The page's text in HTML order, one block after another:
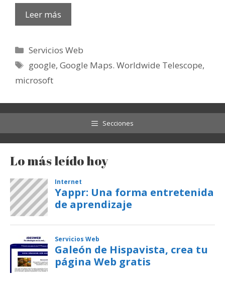
Leer más
Categorías
Servicios Web
Etiquetas
google,Google Maps. Worldwide Telescope,
microsoft
Secciones
Lo más leído hoy